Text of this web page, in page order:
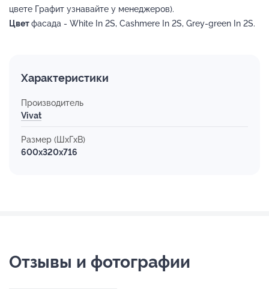
цвете Графит узнавайте у менеджеров).
Цветфасада - White In 2S, Cashmere In 2S, Grey-green In 2S.
Характеристики
Производитель
Vivat
Размер (ШхГхВ)
600x320x716
Отзывы и фотографии